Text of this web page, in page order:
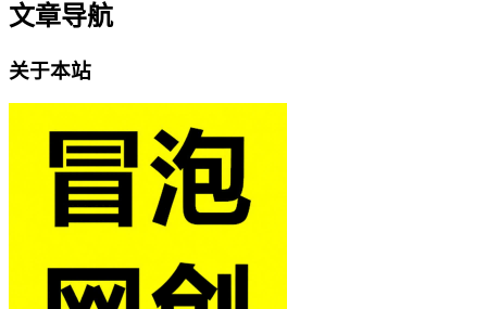
文章导航
关于本站